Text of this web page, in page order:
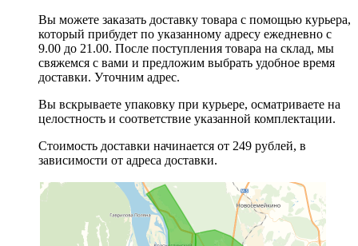
Вы можете заказать доставку товара с помощью курьера,
который прибудет по указанному адресу ежедневно с
9.00 до 21.00. После поступления товара на склад, мы
свяжемся с вами и предложим выбрать удобное время
доставки. Уточним адрес.
Вы вскрываете упаковку при курьере, осматриваете на
целостность и соответствие указанной комплектации.
Стоимость доставки начинается от 249 рублей, в
зависимости от адреса доставки.